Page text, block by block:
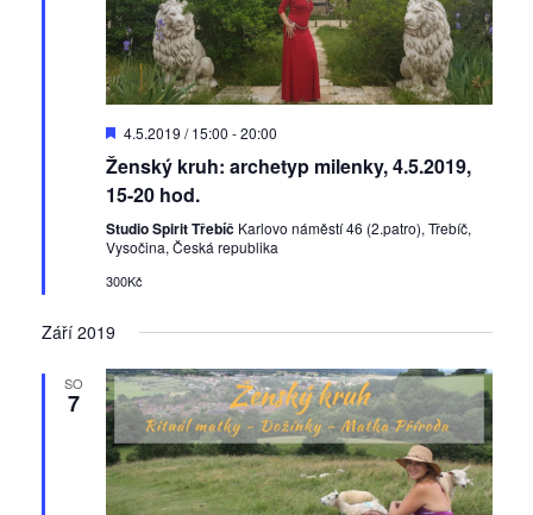
D
p
o
r
u
č
n
4.5.2019 / 15:00 -20:00
Ženský kruh: archetyp milenky, 4.5.2019,
15-20 hod.
Studio Spirit Třebíč Karlovo náměstí 46 (2.patro), Třebíč,
Vysočina, Česká republika
300Kč
Září 2019
SO
7